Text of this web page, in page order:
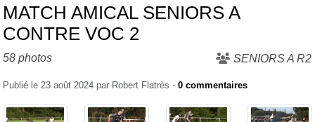
MATCH AMICAL SENIORS A
CONTRE VOC 2
58 photos SENIORS A R2
Publié le 23 août 2024 par Robert Flatrès - 0 commentaires